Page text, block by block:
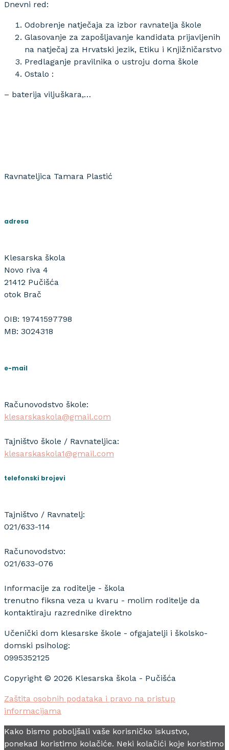
Dnevni red:
Odobrenje natječaja za izbor ravnatelja škole
Glasovanje za zapošljavanje kandidata prijavljenih
na natječaj za Hrvatski jezik, Etiku i Knjižničarstvo
Predlaganje pravilnika o ustroju doma škole
Ostalo :
– baterija viljuškara,…
Ravnateljica Tamara Plastić
adresa
Klesarska škola
Novo riva 4
21412 Pučišća
otok Brač
OIB: 19741597798
MB: 3024318
e-mail
Računovodstvo škole:
klesarskaskola@gmail.com
Tajništvo škole / Ravnateljica:
klesarskaskola1@gmail.com
telefonski brojevi
Tajništvo / Ravnatelj:
021/633-114
Računovodstvo:
021/633-076
Informacije za roditelje - škola
trenutno fiksna veza u kvaru - molim roditelje da
kontaktiraju razrednike direktno
Učenički dom klesarske škole - ofgajatelji i školsko-
domski psiholog:
0995352125
Copyright © 2026 Klesarska škola - Pučišća
Zaštita osobnih podataka i pravo na pristup
informacijama
Kako bismo poboljšali vaše korisničko iskustvo,
ponekad koristimo kolačiće. Neki kolačići koje koristimo